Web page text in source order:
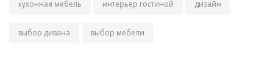
кухонная мебель интерьер гостиной дизайн
выбор дивана выбор мебели